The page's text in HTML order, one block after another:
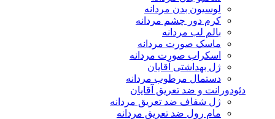
لوسیون بدن مردانه
کرم دور چشم مردانه
بالم لب مردانه
ماسک صورت مردانه
اسکراب صورت مردانه
ژل بهداشتی آقایان
دستمال مرطوب مردانه
دئودورانت و ضد تعریق آقایان
ژل شفاف ضد تعریق مردانه
مام رول ضد تعریق مردانه